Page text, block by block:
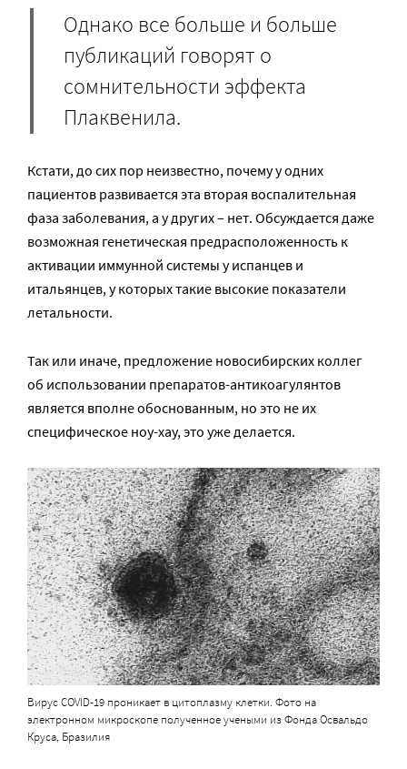
Однако все больше и больше
публикаций говорят о
сомнительности эффекта
Плаквенила.
Кстати, до сих пор неизвестно, почему у одних
пациентов развивается эта вторая воспалительная
фаза заболевания, а у других – нет. Обсуждается даже
возможная генетическая предрасположенность к
активации иммунной системы у испанцев и
итальянцев, у которых такие высокие показатели
летальности.
Так или иначе, предложение новосибирских коллег
об использовании препаратов-антикоагулянтов
является вполне обоснованным, но это не их
специфическое ноу-хау, это уже делается.
ВирусCOVID-19 проникает в цитоплазму клетки. Фото на
электронном микроскопе полученное учеными изФонда Освальдо
Круса, Бразилия